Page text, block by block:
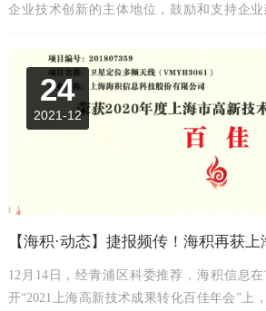
企业技术创新的主体地位，鼓励和支持企
税务局和上海海关联合发文公布了2024年度
业技术中心认定通过名单，海积信息荣获“
24
2021-12
12月14日，经青浦区科委推荐，海积信息
开“2021上海高新技术成果转化百佳年会”上